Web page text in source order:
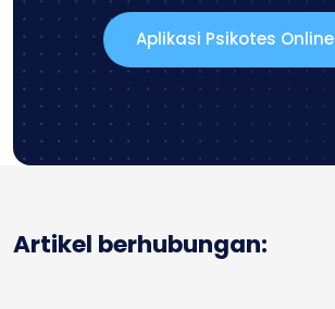
Aplikasi Psikotes Online
Artikel berhubungan: